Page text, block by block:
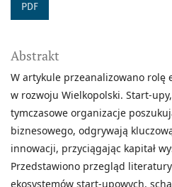
PDF
Abstrakt
W a­rtykule przeanalizowano rolę
w rozwoju Wielkopolski. Start-
tymczasowe organizacje
biznesowego, odgrywają
innowacji, przyciągając kapitał
Przedstawiono przegląd
ekosystemów start-upowych,